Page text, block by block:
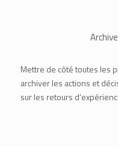
Mettre de côté toutes les
archiver les actions et
sur les retours